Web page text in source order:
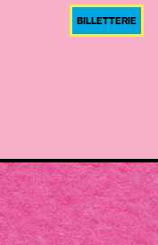
BILLETTERIE